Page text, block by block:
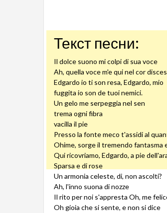
Текст песни:
Il dolce suono mi colpi di sua voce
Ah, quella voce m'e qui nel cor
Edgardo io ti son resa, Edgardo, mio
fuggita io son de tuoi nemici.
Un gelo me serpeggia nel sen
trema ogni fibra
vacilla il pie
Presso la fonte meco t'assidi al
Ohime, sorge il tremendo fantasma
Qui ricovriamo, Edgardo, a pie
Sparsa e di rose
Un armonia celeste, di, non ascolti?
Ah, l'inno suona di nozze
Il rito per noi s'appresta Oh, me
Oh gioia che si sente, e non si dice